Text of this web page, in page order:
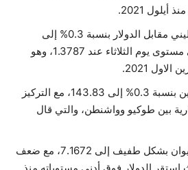
2021.
انخفض زوج الجنيه الإسترليني مقابل الدولار بنسبة 0.3% إلى
1.3709، متراجعاً عن أعلى مستوى يوم الثلاثاء عند 1.3787، وهو
2021.
ارتفع زوج الدولار مقابل الين بنسبة 0.3% إلى 143.83، مع التركيز
بين طوكيو وواشنطن، والتي قال
ارتفع زوج الدولار مقابل اليوان بشكل طفيف إلى 7.1672، مع ضعف